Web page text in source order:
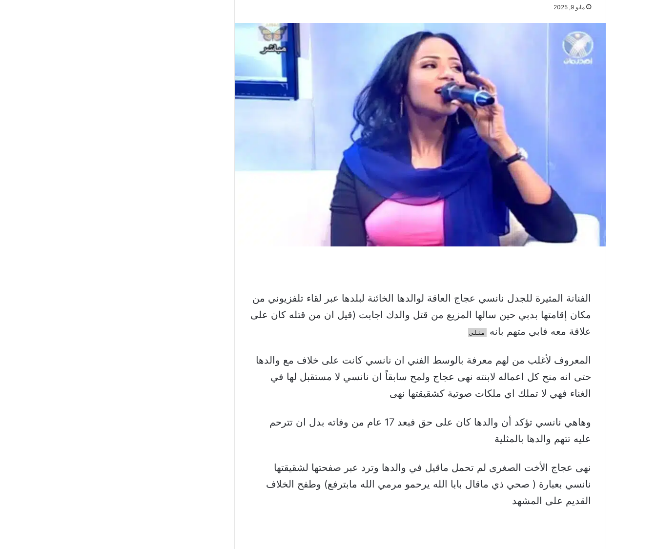
مايو 9, 2025
الفنانة المثيرة للجدل نانسي عجاج العاقة لوالدها الخائنة لبلدها عبر لقاء تلفزيوني من
مكان إقامتها بدبي حين سالها المزيع من قتل والدك اجابت (قيل ان من قتله كان على
علاقة معه فابي متهم بانه
مثلي
المعروف لأغلب من لهم معرفة بالوسط الفني ان نانسي كانت على خلاف مع والدها
حتى انه منح كل اعماله لابنته نهى عجاج ولمح سابقاً ان نانسي لا مستقبل لها في
الغناء فهي لا تملك اي ملكات صوتية كشقيقتها نهى
وهاهي نانسي تؤكد أن والدها كان على حق فبعد 17 عام من وفاته بدل ان تترحم
عليه تتهم والدها بالمثلية
نهى عجاج الأخت الصغرى لم تحمل ماقيل في والدها وترد عبر صفحتها لشقيقتها
نانسي بعبارة ( صحي ذي ماقال بابا الله يرحمو مرمي الله مابترفع) وطفح الخلاف
القديم على المشهد